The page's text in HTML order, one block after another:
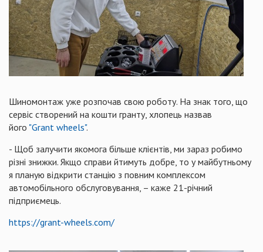
Шиномонтаж уже розпочав свою роботу. На знак того, що
сервіс створений на кошти гранту, хлопець назвав
його "Grant wheels".
- Щоб залучити якомога більше клієнтів, ми зараз робимо
різні знижки. Якщо справи йтимуть добре, то у майбутньому
я планую відкрити станцію з повним комплексом
автомобільного обслуговування, – каже 21-річний
підприємець.
https://grant-wheels.com/